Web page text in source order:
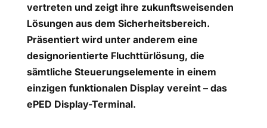
vertreten und zeigt ihre zukunftsweisenden
Lösungen aus dem Sicherheitsbereich.
Präsentiert wird unter anderem eine
designorientierte Fluchttürlösung, die
sämtliche Steuerungselemente in einem
einzigen funktionalen Display vereint – das
ePED Display-Terminal.